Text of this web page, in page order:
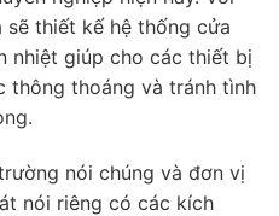
thiết kế hệ thống cửa
nhiệt giúp cho các thiết bị
thông thoáng và tránh tình
nói chúng và đơn vị
nói riêng có các kích